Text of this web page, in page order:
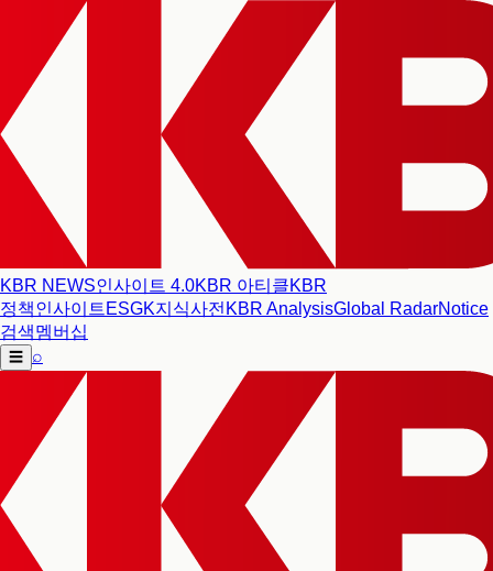
KBR NEWS인사이트 4.0KBR 아티클KBR
정책인사이트 ESGK지식사전 KBR AnalysisGlobal RadarNotice
검색멤버십
☰ ⌕